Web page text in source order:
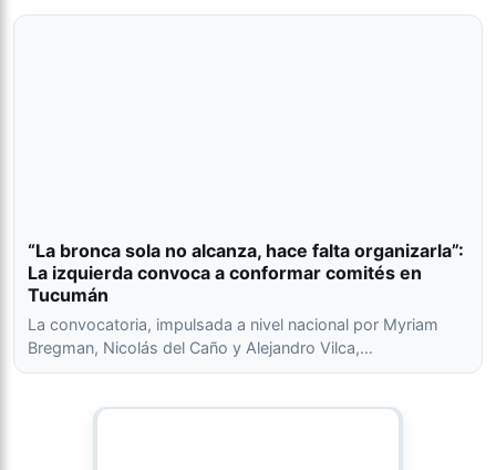
“La bronca sola no alcanza, hace falta organizarla”:
La izquierda convoca a conformar comités en
Tucumán
La convocatoria, impulsada a nivel nacional por Myriam
Bregman, Nicolás del Caño y Alejandro Vilca,…